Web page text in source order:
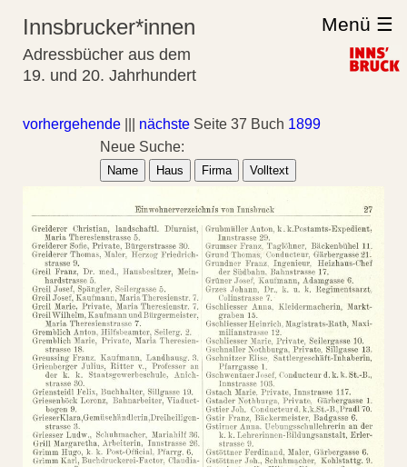
Innsbrucker*innen
Adressbücher aus dem
19. und 20. Jahrhundert
Menü ☰
vorhergehende nächste Seite 37 Buch 1899
Neue Suche:
Name Haus Firma Volltext